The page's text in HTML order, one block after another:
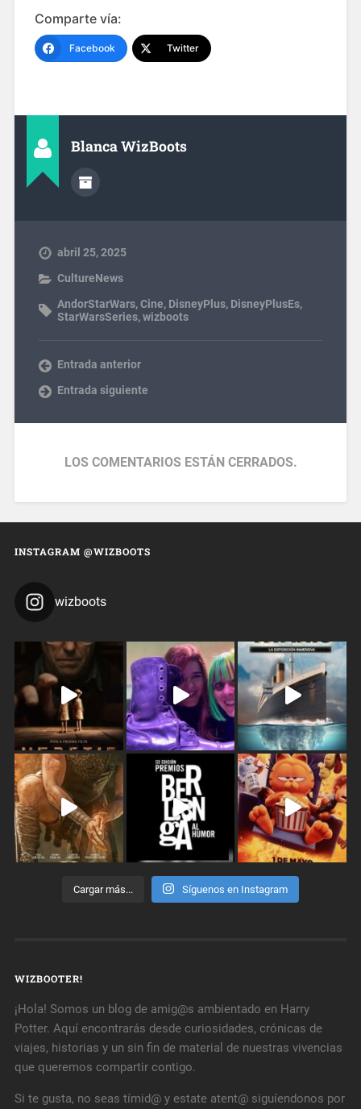
Comparte vía:
Facebook Twitter
Blanca WizBoots
abril 25, 2025
CultureNews
AndorStarWars,Cine, DisneyPlus, DisneyPlusEs,
StarWarsSeries,wizboots
Entrada anterior
Entrada siguiente
LOS COMENTARIOS ESTÁN CERRADOS.
INSTAGRAM @WIZBOOTS
wizboots
Cargar más... Síguenos en Instagram
WIZBOOTER!
¡Hola! Somos un blog de amig@s ambientado en Harry
Potter. Aquí encontrarás desde curiosidades, crónicas de
viajes, historias y un sin fin de material de nuestras vivencias
que queremos compartir contigo.
Si te gusta, no seas tímid@ y estate atent@ siguíendonos por